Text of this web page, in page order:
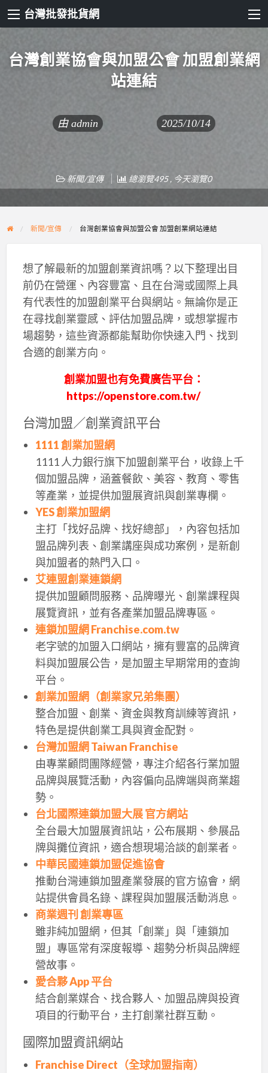
台灣批發批貨網
台灣創業協會與加盟公會 加盟創業網
站連結
由 admin 2025/10/14
新聞/宣傳 總瀏覽495 , 今天瀏覽0
新聞/宣傳 台灣創業協會與加盟公會 加盟創業網站連結
想了解最新的加盟創業資訊嗎？以下整理出目
前仍在營運、內容豐富、且在台灣或國際上具
有代表性的加盟創業平台與網站。無論你是正
在尋找創業靈感、評估加盟品牌，或想掌握市
場趨勢，這些資源都能幫助你快速入門、找到
合適的創業方向。
創業加盟也有免費廣告平台：
https://openstore.com.tw/
台灣加盟／創業資訊平台
1111 創業加盟網
1111 人力銀行旗下加盟創業平台，收錄上千
個加盟品牌，涵蓋餐飲、美容、教育、零售
等產業，並提供加盟展資訊與創業專欄。
YES 創業加盟網
主打「找好品牌、找好總部」，內容包括加
盟品牌列表、創業講座與成功案例，是新創
與加盟者的熱門入口。
艾連盟創業連鎖網
提供加盟顧問服務、品牌曝光、創業課程與
展覽資訊，並有各產業加盟品牌專區。
連鎖加盟網 Franchise.com.tw
老字號的加盟入口網站，擁有豐富的品牌資
料與加盟展公告，是加盟主早期常用的查詢
平台。
創業加盟網（創業家兄弟集團）
整合加盟、創業、資金與教育訓練等資訊，
特色是提供創業工具與資金配對。
台灣加盟網 Taiwan Franchise
由專業顧問團隊經營，專注介紹各行業加盟
品牌與展覽活動，內容偏向品牌端與商業趨
勢。
台北國際連鎖加盟大展 官方網站
全台最大加盟展資訊站，公布展期、參展品
牌與攤位資訊，適合想現場洽談的創業者。
中華民國連鎖加盟促進協會
推動台灣連鎖加盟產業發展的官方協會，網
站提供會員名錄、課程與加盟展活動消息。
商業週刊 創業專區
雖非純加盟網，但其「創業」與「連鎖加
盟」專區常有深度報導、趨勢分析與品牌經
營故事。
愛合夥 App 平台
結合創業媒合、找合夥人、加盟品牌與投資
項目的行動平台，主打創業社群互動。
國際加盟資訊網站
Franchise Direct（全球加盟指南）